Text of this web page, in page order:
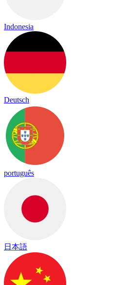
Indonesia
Deutsch
português
日本語